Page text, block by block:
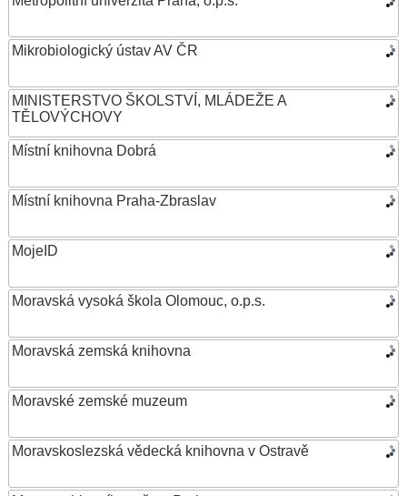
Mikrobiologický ústav AV ČR
MINISTERSTVO ŠKOLSTVÍ, MLÁDEŽE A
TĚLOVÝCHOVY
Místní knihovna Dobrá
Místní knihovna Praha-Zbraslav
MojeID
Moravská vysoká škola Olomouc, o.p.s.
Moravská zemská knihovna
Moravské zemské muzeum
Moravskoslezská vědecká knihovna v Ostravě